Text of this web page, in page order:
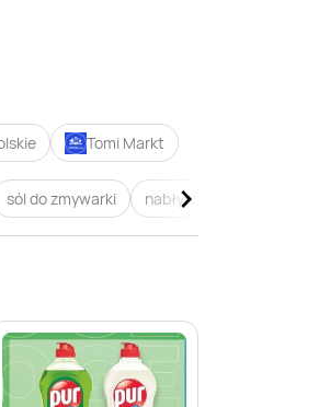
Tomi Markt
sól do zmywarki nabłyszczacz do zmywarki